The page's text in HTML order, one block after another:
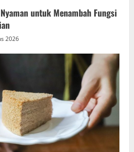
untuk Menambah Fungsi
2026